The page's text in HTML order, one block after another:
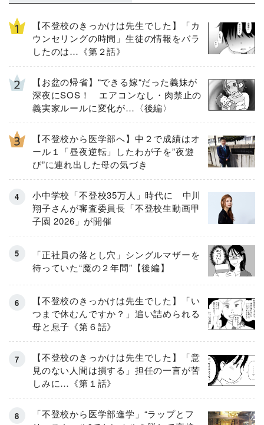
【不登校のきっかけは先生でした】「カ
ウンセリングの時間」生徒の情報をバラ
したのは…《第２話》
【お盆の帰省】“できる嫁“だった義妹が
深夜にSOS！ エアコンなし・肉禁止の
義実家ルールに変化が…〈後編〉
【不登校から医学部へ】中２で成績はオ
ール１「昼夜逆転」したわが子を”夜遊
び”に連れ出した母の気づき
小中学校「不登校35万人」時代に 中川
翔子さんが審査委員長「不登校生動画甲
子園 2026」が開催
「正社員の落とし穴」シングルマザーを
待っていた“魔の２年間”【後編】
【不登校のきっかけは先生でした】「い
つまで休むんですか？」追い詰められる
母と息子《第６話》
【不登校のきっかけは先生でした】「意
見のない人間は損する」担任の一言が苦
しみに…《第１話》
「不登校から医学部進学」“ラップとフ